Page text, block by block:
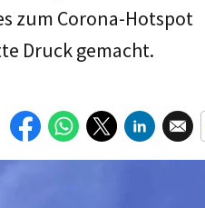
zum Corona-Hotspot
Druck gemacht.